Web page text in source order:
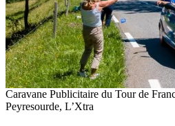
Caravane Publicitaire du Tour de
Peyresourde, L’Xtra